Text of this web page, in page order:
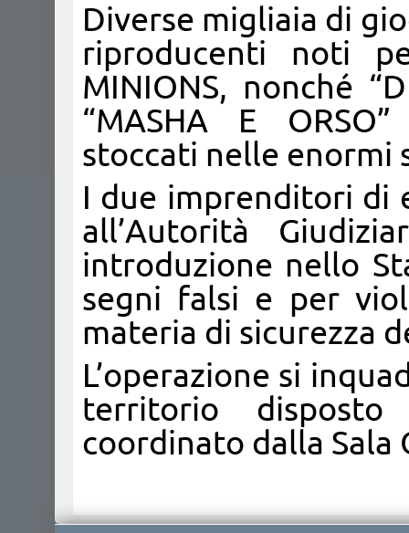
Diverse migliaia di
riproducenti noti
MINIONS, nonché
“MASHA E
stoccati nelle enormi
I due imprenditori di
all’Autorità
introduzione nello
segni falsi e per
materia di sicurezza
L’operazione si
territorio
coordinato dalla Sala